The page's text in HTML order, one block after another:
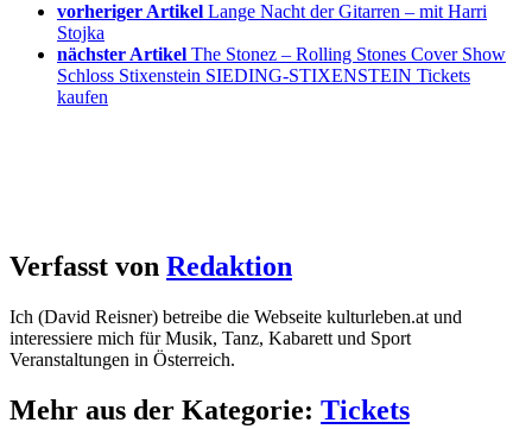
vorheriger Artikel Lange Nacht der Gitarren – mit Harri
Stojka
nächster Artikel The Stonez – Rolling Stones Cover Show
Schloss Stixenstein SIEDING-STIXENSTEIN Tickets
kaufen
Verfasst von Redaktion
Ich (David Reisner) betreibe die Webseite kulturleben.at und
interessiere mich für Musik, Tanz, Kabarett und Sport
Veranstaltungen in Österreich.
Mehr aus der Kategorie: Tickets